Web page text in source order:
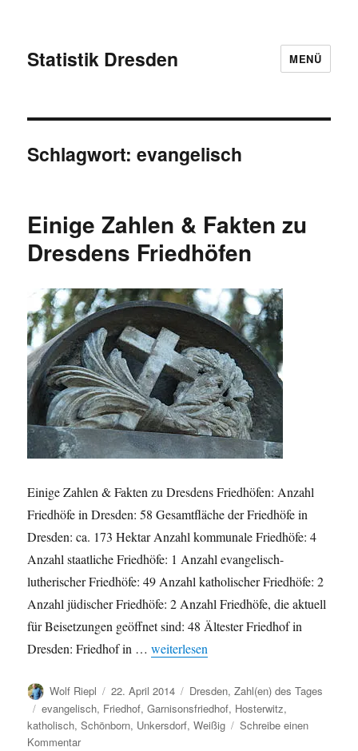
Statistik Dresden MENÜ
Schlagwort:evangelisch
Einige Zahlen & Fakten zu
Dresdens Friedhöfen
Einige Zahlen & Fakten zu Dresdens Friedhöfen: Anzahl
Friedhöfe in Dresden: 58 Gesamtfläche der Friedhöfe in
Dresden: ca. 173 Hektar Anzahl kommunale Friedhöfe: 4
Anzahl staatliche Friedhöfe: 1 Anzahl evangelisch-
lutherischer Friedhöfe: 49 Anzahl katholischer Friedhöfe: 2
Anzahl jüdischer Friedhöfe: 2 Anzahl Friedhöfe, die aktuell
für Beisetzungen geöffnet sind: 48 Ältester Friedhof in
Dresden: Friedhof in …„Einige Zahlen & Fakten zu Dresdens
weiterlesen
Autor
Wolf Riepl
Veröffentlicht
am
22. April 2014 Kategorien
Dresden,Zahl(en) des Tages
Schlagwörter
evangelisch, Friedhof,Garnisonsfriedhof, Hosterwitz,
katholisch,Schönborn, Unkersdorf,Weißig
Schreibe einen
Kommentarzu